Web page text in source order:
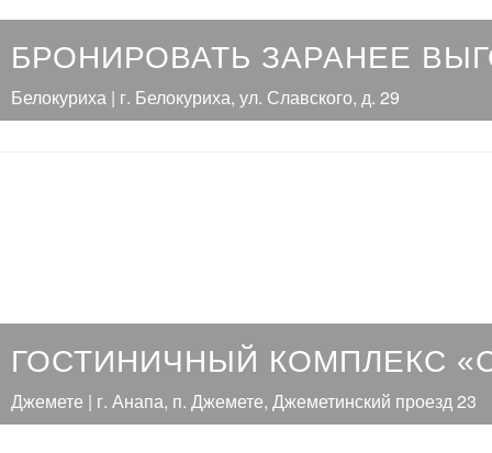
БРОНИРОВАТЬ ЗАРАНЕЕ
Белокуриха | г. Белокуриха, ул. Славского, д. 29
ГОСТИНИЧНЫЙ КОМПЛЕКС
Джемете | г. Анапа, п. Джемете, Джеметинский проезд 23